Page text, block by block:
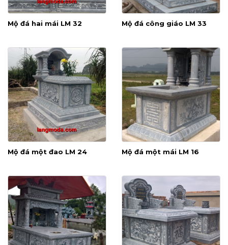
Mộ đá hai mái LM 32 Mộ đá công giáo LM 33
Mộ đá một đao LM 24 Mộ đá một mái LM 16